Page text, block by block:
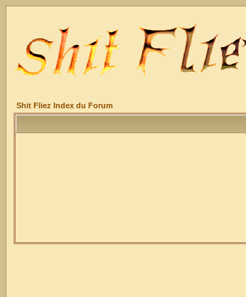
Shit Fliez Index du Forum